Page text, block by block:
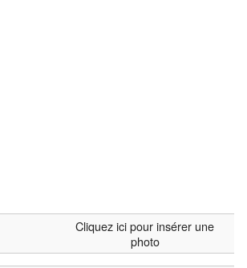
Cliquez ici pour insérer une
photo